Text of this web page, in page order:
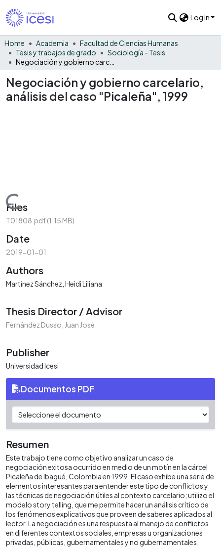
Log In
Home Academia
Facultad de Ciencias Humanas
Tesis y trabajos de grado
Sociología - Tesis
Negociación y gobierno carcelario,
análisis del caso "Picaleña", 1999
Loading...
Files
T01808.pdf(1.15 MB)
Date
2019-01-01
Authors
Martínez Sánchez, Heidi Liliana
Thesis Director / Advisor
Fernández Dusso, Juan José
Publisher
Universidad Icesi
Documentos PDF
Resumen
Este trabajo tiene como objetivo analizar un caso de
negociación exitosa ocurrido en medio de un motín en la cárcel
Picaleña de Ibagué, Colombia en 1999. El caso exhibe una serie de
elementos interesantes para entender este tipo de conflictos y
las técnicas de negociación útiles al contexto carcelario; utilizo el
modelo story telling, que me permite hacer un análisis crítico de
los fenómenos explicativos que proveen de saberes aplicados al
lector. La negociación es una respuesta al manejo de conflictos
en diferentes contextos sociales, empresas u organizaciones
privadas, públicas, gubernamentales y no gubernamentales,